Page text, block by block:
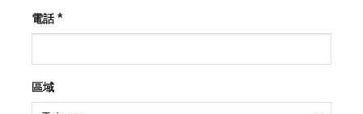
電話*
區域